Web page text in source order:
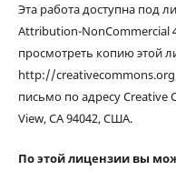
Эта работа доступна под
Attribution-NonCommercial
просмотреть копию этой
http://
письмо по адресу Creative
View, CA 94042, США.
По этой лицензии вы